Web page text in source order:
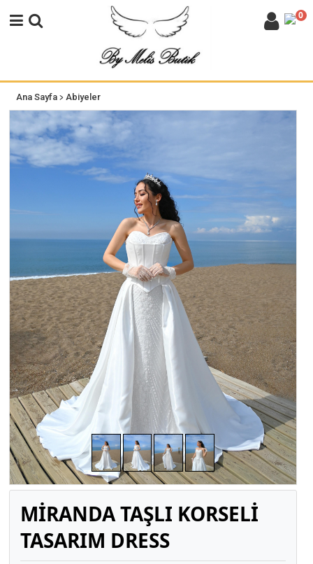
0
Ana Sayfa> Abiyeler
MİRANDA TAŞLI KORSELİ
TASARIM DRESS